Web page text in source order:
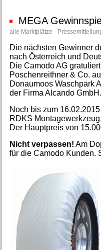
MEGA
alle Marktplätze -
Die nächsten Gewinner
nach Österreich und
Die Camodo AG
Poschenreithner & Co.
Donaumoos Waschpark
der Firma Alcando GmbH.
Noch bis zum
RDKS
Der Hauptpreis von
Nicht verpassen! Am
für die Camodo Kunden.